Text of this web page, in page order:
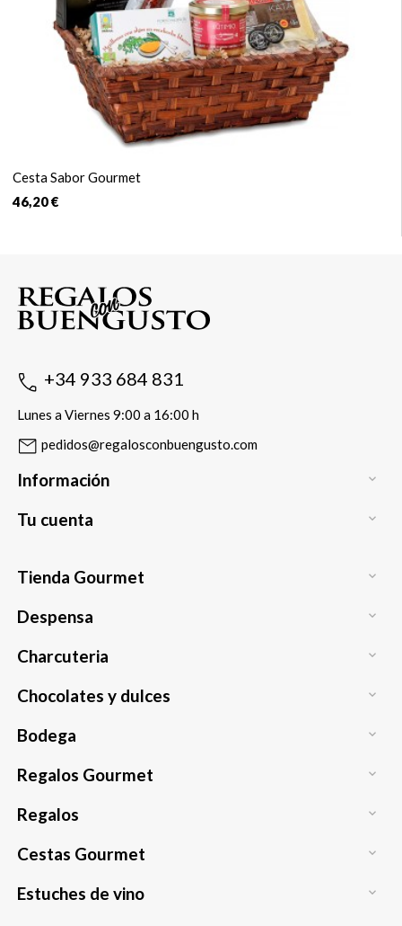
Cesta Sabor Gourmet
46,20 €
+34 933 684 831
Lunes a Viernes 9:00 a 16:00 h
pedidos@regalosconbuengusto.com
Información 
Tu cuenta 
Tienda Gourmet 
Despensa 
Charcuteria 
Chocolates y dulces 
Bodega 
Regalos Gourmet 
Regalos 
Cestas Gourmet 
Estuches de vino 